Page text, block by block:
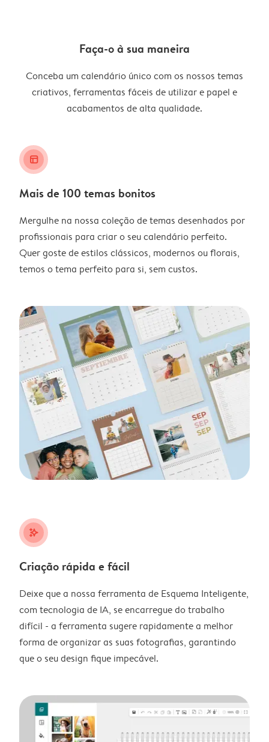
Faça-o à sua maneira
Conceba um calendário único com os nossos temas
criativos, ferramentas fáceis de utilizar e papel e
acabamentos de alta qualidade.
layout_alt
Mais de 100 temas bonitos
Mergulhe na nossa coleção de temas desenhados por
profissionais para criar o seu calendário perfeito.
Quer goste de estilos clássicos, modernos ou florais,
temos o tema perfeito para si, sem custos.
stars_plus
Criação rápida e fácil
Deixe que a nossa ferramenta de Esquema Inteligente,
com tecnologia de IA, se encarregue do trabalho
difícil - a ferramenta sugere rapidamente a melhor
forma de organizar as suas fotografias, garantindo
que o seu design fique impecável.